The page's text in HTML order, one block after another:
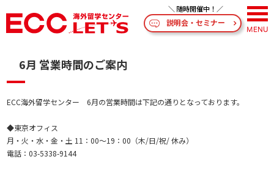
説明会・セミナー
6月 営業時間のご案内
ECC海外留学センター 6月の営業時間は下記の通りとなっております。
◆東京オフィス
月・火・水・金・土 11：00～19：00（木/日/祝/ 休み）
電話：03-5338-9144